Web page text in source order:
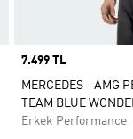
Price
7.499 TL
MERCEDES - AMG
TEAM BLUE
Erkek Performance